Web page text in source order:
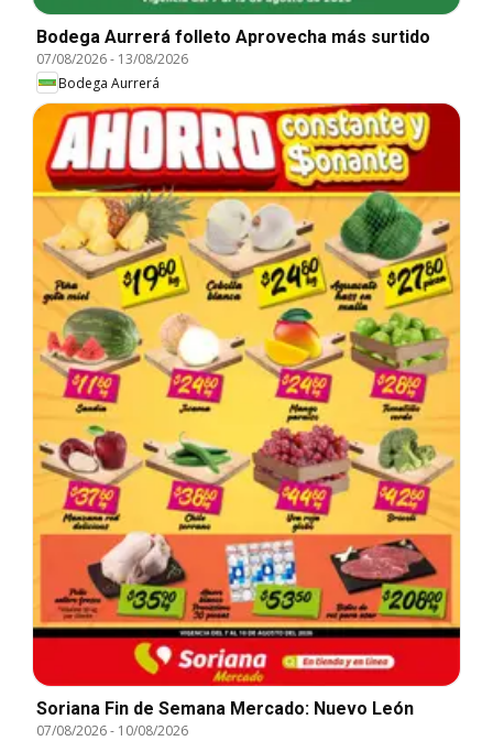
Bodega Aurrerá folleto Aprovecha más surtido
07/08/2026- 13/08/2026
Bodega Aurrerá
Soriana Fin de Semana Mercado: Nuevo León
07/08/2026- 10/08/2026